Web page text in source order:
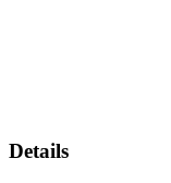
Details